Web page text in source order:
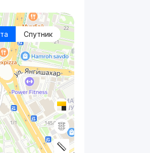
Спутник